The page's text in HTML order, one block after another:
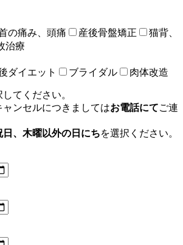
の痛み、頭痛 産後骨盤矯正
猫背、
治療
ダイエット ブライダル 肉体改造
てください。
ンセルにつきましてはお電話にてご連
、木曜以外の日にちを選択ください。